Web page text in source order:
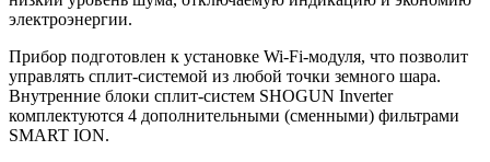
электроэнергии.
Прибор подготовлен к установке Wi-Fi-модуля, что позволит
управлять сплит-системой из любой точки земного шара.
Внутренние блоки сплит-систем SHOGUN Inverter
комплектуются 4 дополнительными (сменными) фильтрами
SMART ION.